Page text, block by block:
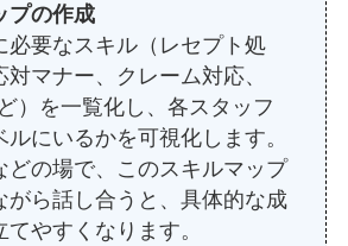
プの作成
必要なスキル（レセプト処
マナー、クレーム対応、
）を一覧化し、各スタッフ
ルにいるかを可視化します。
どの場で、このスキルマップ
がら話し合うと、具体的な成
やすくなります。